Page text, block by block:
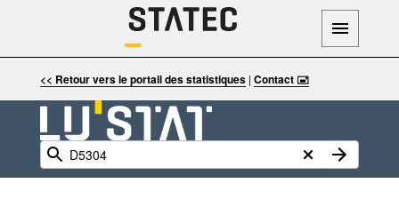
<< Retour vers le portail des statistiques| Contact 🖃